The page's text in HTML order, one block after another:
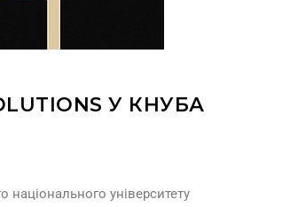
У КНУБА
національного університету